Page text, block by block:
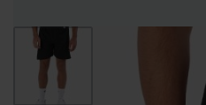
Camisetas Bella + Canvas y Gildan